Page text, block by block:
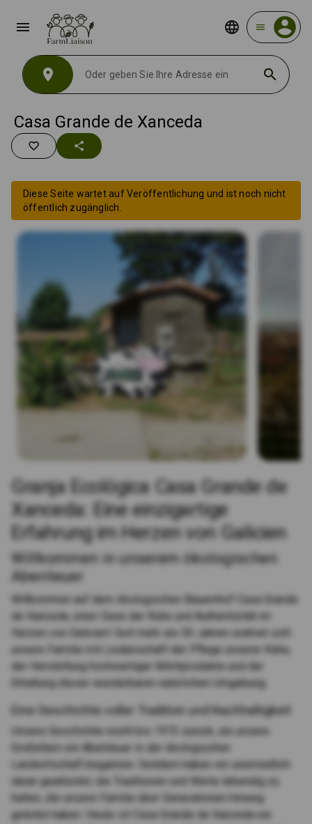
menu menu
location_on search
Casa Grande de Xanceda
favorite_border share
Diese Seite wartet auf Veröffentlichung und ist noch nicht
öffentlich zugänglich.
Granja Ecológica Casa Grande de
Xanceda: Eine einzigartige
Erfahrung im Herzen von Galicien
Willkommen in unserem ökologischen
Abenteuer
Willkommen auf dem ökologischen Bauernhof Casa Grande
de Xanceda, einer Oase der Ruhe und Authentizität im
Herzen von Galicien! Seit mehr als 50 Jahren widmet sich
unsere Familie mit Leidenschaft der Pflege unserer Kühe,
der Herstellung hochwertiger Milchprodukte und der
Erhaltung dieser wunderbaren natürlichen Umgebung.
Eine Geschichte voller Tradition und Nachhaltigkeit
Unsere Geschichte reicht bis 1972 zurück, als unsere
Großeltern ein Abenteuer in der ökologischen
Landwirtschaft begannen. Seitdem haben wir unermüdlich
daran gearbeitet, die Traditionen und Werte lebendig zu
halten, die unsere Familie über Generationen hinweg
geleitet haben. Heute ist Casa Grande de Xanceda ein